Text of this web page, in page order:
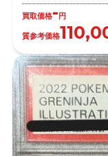
買取価格-円
質参考価格